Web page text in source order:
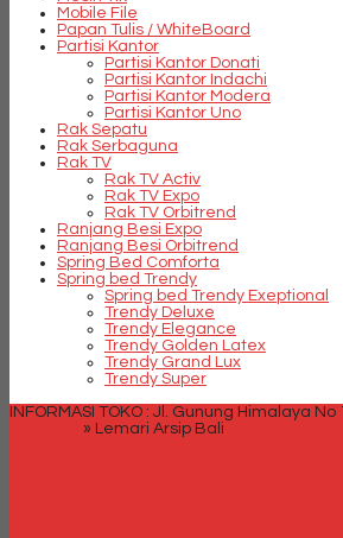
Mobile File
Papan Tulis / WhiteBoard
Partisi Kantor
Partisi Kantor Donati
Partisi Kantor Indachi
Partisi Kantor Modera
Partisi Kantor Uno
Rak Sepatu
Rak Serbaguna
Rak TV
Rak TV Activ
Rak TV Expo
Rak TV Orbitrend
Ranjang Besi Expo
Ranjang Besi Orbitrend
Spring Bed Comforta
Spring bed Trendy
Spring bed Trendy Exeptional
Trendy Deluxe
Trendy Elegance
Trendy Golden Latex
Trendy Grand Lux
Trendy Super
INFORMASI TOKO : Jl. Gunung Himalaya
» Lemari Arsip Bali